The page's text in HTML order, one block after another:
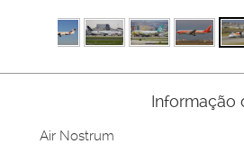
Informação
Air Nostrum